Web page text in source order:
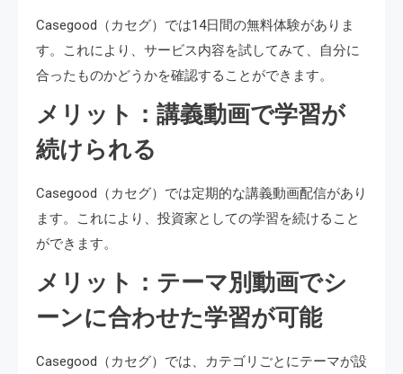
Casegood（カセグ）では14日間の無料体験がありま
す。これにより、サービス内容を試してみて、自分に
合ったものかどうかを確認することができます。
メリット：講義動画で学習が
続けられる
Casegood（カセグ）では定期的な講義動画配信があり
ます。これにより、投資家としての学習を続けること
ができます。
メリット：テーマ別動画でシ
ーンに合わせた学習が可能
Casegood（カセグ）では、カテゴリごとにテーマが設